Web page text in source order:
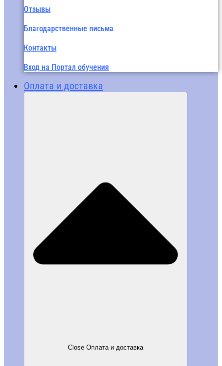
Отзывы
Благодарственные письма
Контакты
Вход на Портал обучения
Оплата и доставка
Close Оплата и доставка